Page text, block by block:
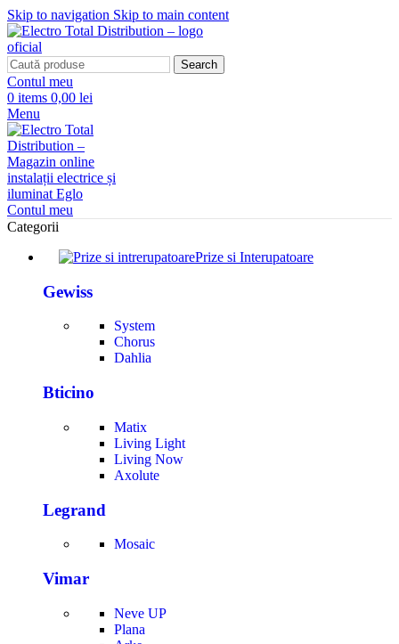
Skip to navigation Skip to main content
Search
Contul meu
0 items 0,00 lei
Menu
Contul meu
Categorii
Prize si Interupatoare
Gewiss
System
Chorus
Dahlia
Bticino
Matix
Living Light
Living Now
Axolute
Legrand
Mosaic
Vimar
Neve UP
Plana